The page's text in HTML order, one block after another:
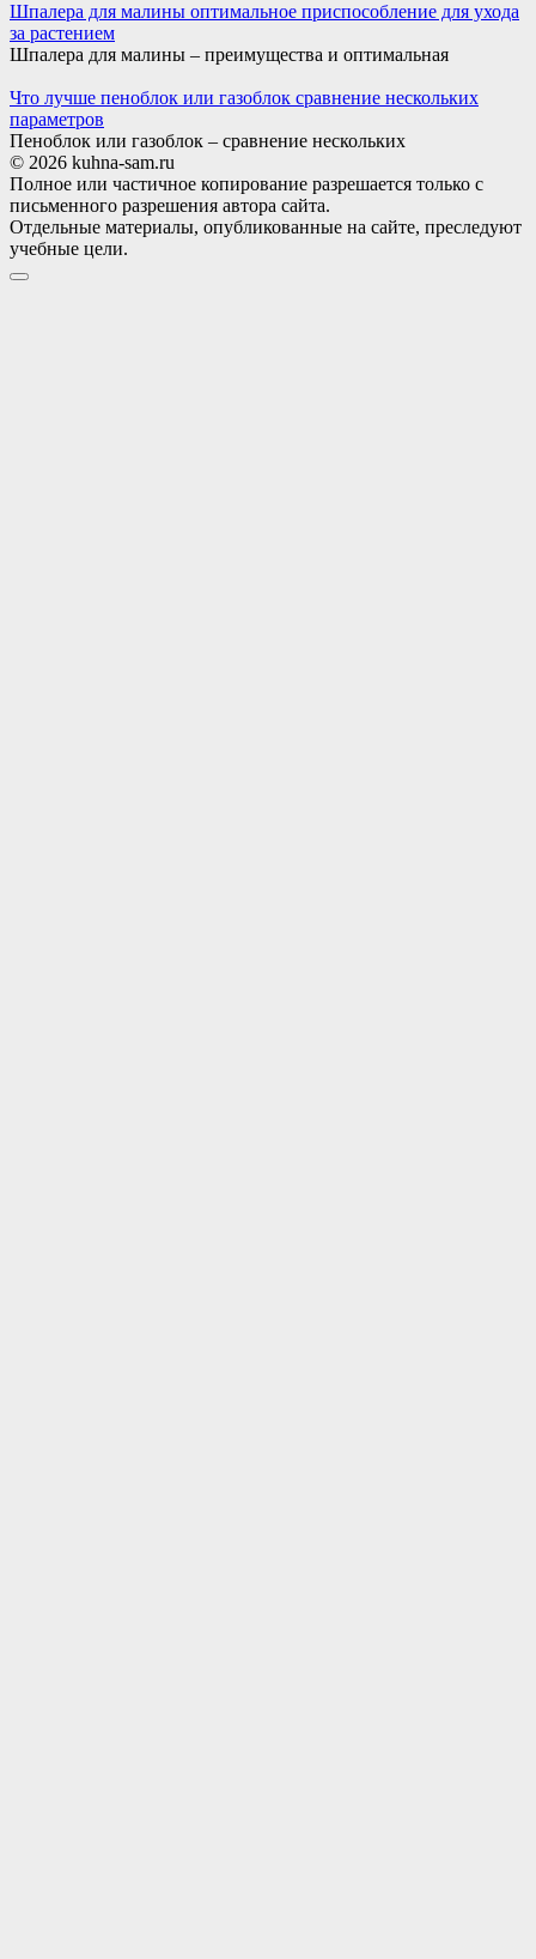
Шпалера для малины оптимальное приспособление для ухода
за растением
Шпалера для малины – преимущества и оптимальная
Что лучше пеноблок или газоблок сравнение нескольких
параметров
Пеноблок или газоблок – сравнение нескольких
© 2026 kuhna-sam.ru
Полное или частичное копирование разрешается только с
письменного разрешения автора сайта.
Отдельные материалы, опубликованные на сайте, преследуют
учебные цели.